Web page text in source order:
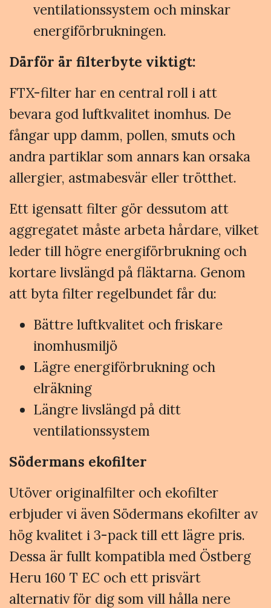
ventilationssystem och minskar
energiförbrukningen.
Därför är filterbyte viktigt:
FTX-filter har en central roll i att
bevara god luftkvalitet inomhus. De
fångar upp damm, pollen, smuts och
andra partiklar som annars kan orsaka
allergier, astmabesvär eller trötthet.
Ett igensatt filter gör dessutom att
aggregatet måste arbeta hårdare, vilket
leder till högre energiförbrukning och
kortare livslängd på fläktarna. Genom
att byta filter regelbundet får du:
Bättre luftkvalitet och friskare
inomhusmiljö
Lägre energiförbrukning och
elräkning
Längre livslängd på ditt
ventilationssystem
Södermans ekofilter
Utöver originalfilter och ekofilter
erbjuder vi även Södermans ekofilter av
hög kvalitet i 3-pack till ett lägre pris.
Dessa är fullt kompatibla med Östberg
Heru 160 T EC och ett prisvärt
alternativ för dig som vill hålla nere